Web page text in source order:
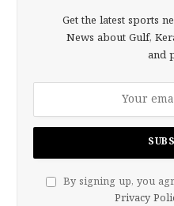
Get the latest sports
News about Gulf,
and
By signing up, you
Privacy